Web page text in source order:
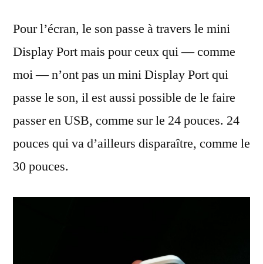
Pour l’écran, le son passe à travers le mini
Display Port mais pour ceux qui — comme
moi — n’ont pas un mini Display Port qui
passe le son, il est aussi possible de le faire
passer en USB, comme sur le 24 pouces. 24
pouces qui va d’ailleurs disparaître, comme le
30 pouces.